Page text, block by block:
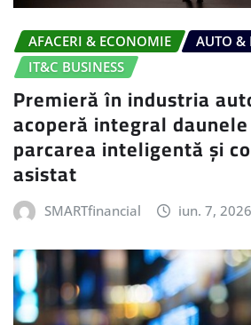
AFACERI & ECONOMIE
AUTO &
IT&C BUSINESS
Premieră în industria
acoperă integral
parcarea inteligentă și
asistat
SMARTfinancial iun. 7, 2026